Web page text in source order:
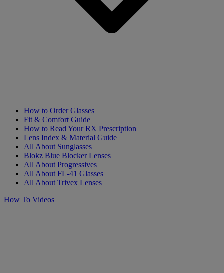
How to Order Glasses
Fit & Comfort Guide
How to Read Your RX Prescription
Lens Index & Material Guide
All About Sunglasses
Blokz Blue Blocker Lenses
All About Progressives
All About FL-41 Glasses
All About Trivex Lenses
How To Videos